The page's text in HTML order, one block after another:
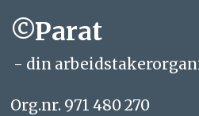
©Parat
- din
Org.nr. 971 480 270